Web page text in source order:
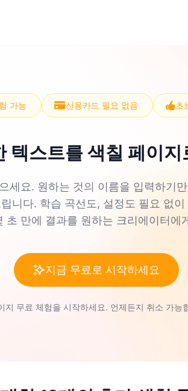
가능 신용카드 필요 없음 초
텍스트를 색칠 페이지
세요. 원하는 것의 이름을 입력하
니다. 학습 곡선도, 설정도 필요 없
초 만에 결과를 원하는 크리에이터에
지금 무료로 시작하세요
지 무료 체험을 시작하세요. 언제든지 취소 가능